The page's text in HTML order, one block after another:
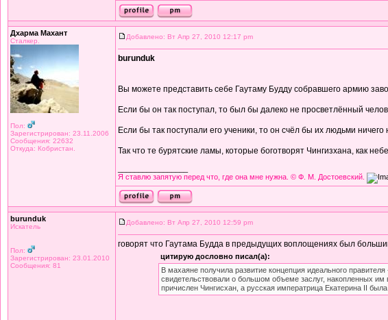
Дхарма Махант
Сталкер.
Пол:
Зарегистрирован: 23.11.2006
Сообщения: 22632
Откуда: Кобристан.
Добавлено: Вт Апр 27, 2010 12:17 pm
burunduk
Вы можете представить себе Гаутаму Будду собравшего армию
Если бы он так поступал, то был бы далеко не просветлённый
Если бы так поступали его ученики, то он счёл бы их людьми
Так что те бурятские ламы, которые боготворят Чингизхана, как
Я ставлю запятую перед что, где она мне нужна. © Ф. М. Достоевский.
burunduk
Искатель
Пол:
Зарегистрирован: 23.01.2010
Сообщения: 81
Добавлено: Вт Апр 27, 2010 12:59 pm
говорят что Гаутама Будда в предыдущих воплощениях был
цитирую дословно писал(а):
В махаяне получила развитие концепция идеального
свидетельствовали о большом объеме заслуг, накопленных им
причислен Чингисхан, а русская императрица Екатерина II